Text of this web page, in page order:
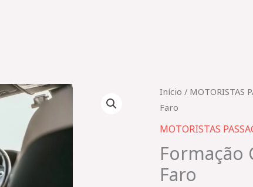
Início / MOTORISTAS
Faro
MOTORISTAS
Formação
Faro
O
era:
Quantidade
de
Formação
Inicial
2362_TVDE